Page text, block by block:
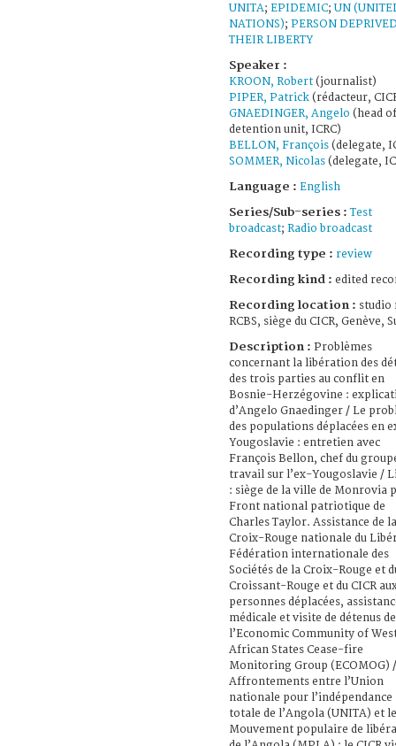
UNITA; EPIDEMIC; UN
NATIONS); PERSON
THEIR LIBERTY
Speaker :
KROON, Robert(journalist)
PIPER, Patrick(rédacteur,
GNAEDINGER, Angelo (head
detention unit, ICRC)
BELLON, François(delegate,
SOMMER, Nicolas(delegate,
Language : English
Series/Sub-series :Test
broadcast; Radio broadcast
Recording type : review
Recording kind : edited
Recording location : studio
RCBS, siège du CICR, Genève,
Description : Problèmes
concernant la libération des
des trois parties au conflit en
Bosnie-Herzégovine :
d’Angelo Gnaedinger / Le
des populations déplacées en
Yougoslavie : entretien avec
François Bellon, chef du
travail sur l’ex-Yougoslavie /
: siège de la ville de Monrovia
Front national patriotique de
Charles Taylor. Assistance de la
Croix-Rouge nationale du
Fédération internationale des
Sociétés de la Croix-Rouge et
Croissant-Rouge et du CICR
personnes déplacées,
médicale et visite de détenus de
l’Economic Community of
African States Cease-fire
Monitoring Group (ECOMOG) /
Affrontements entre l’Union
nationale pour l’indépendance
totale de l’Angola (UNITA) et le
Mouvement populaire de